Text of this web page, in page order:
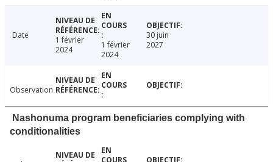
Date
1 février
2024
1 février
2024
30 juin
2027
Observation
Nashonuma program beneficiaries complying with
conditionalities